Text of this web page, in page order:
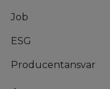
Job
ESG
Producentansvar